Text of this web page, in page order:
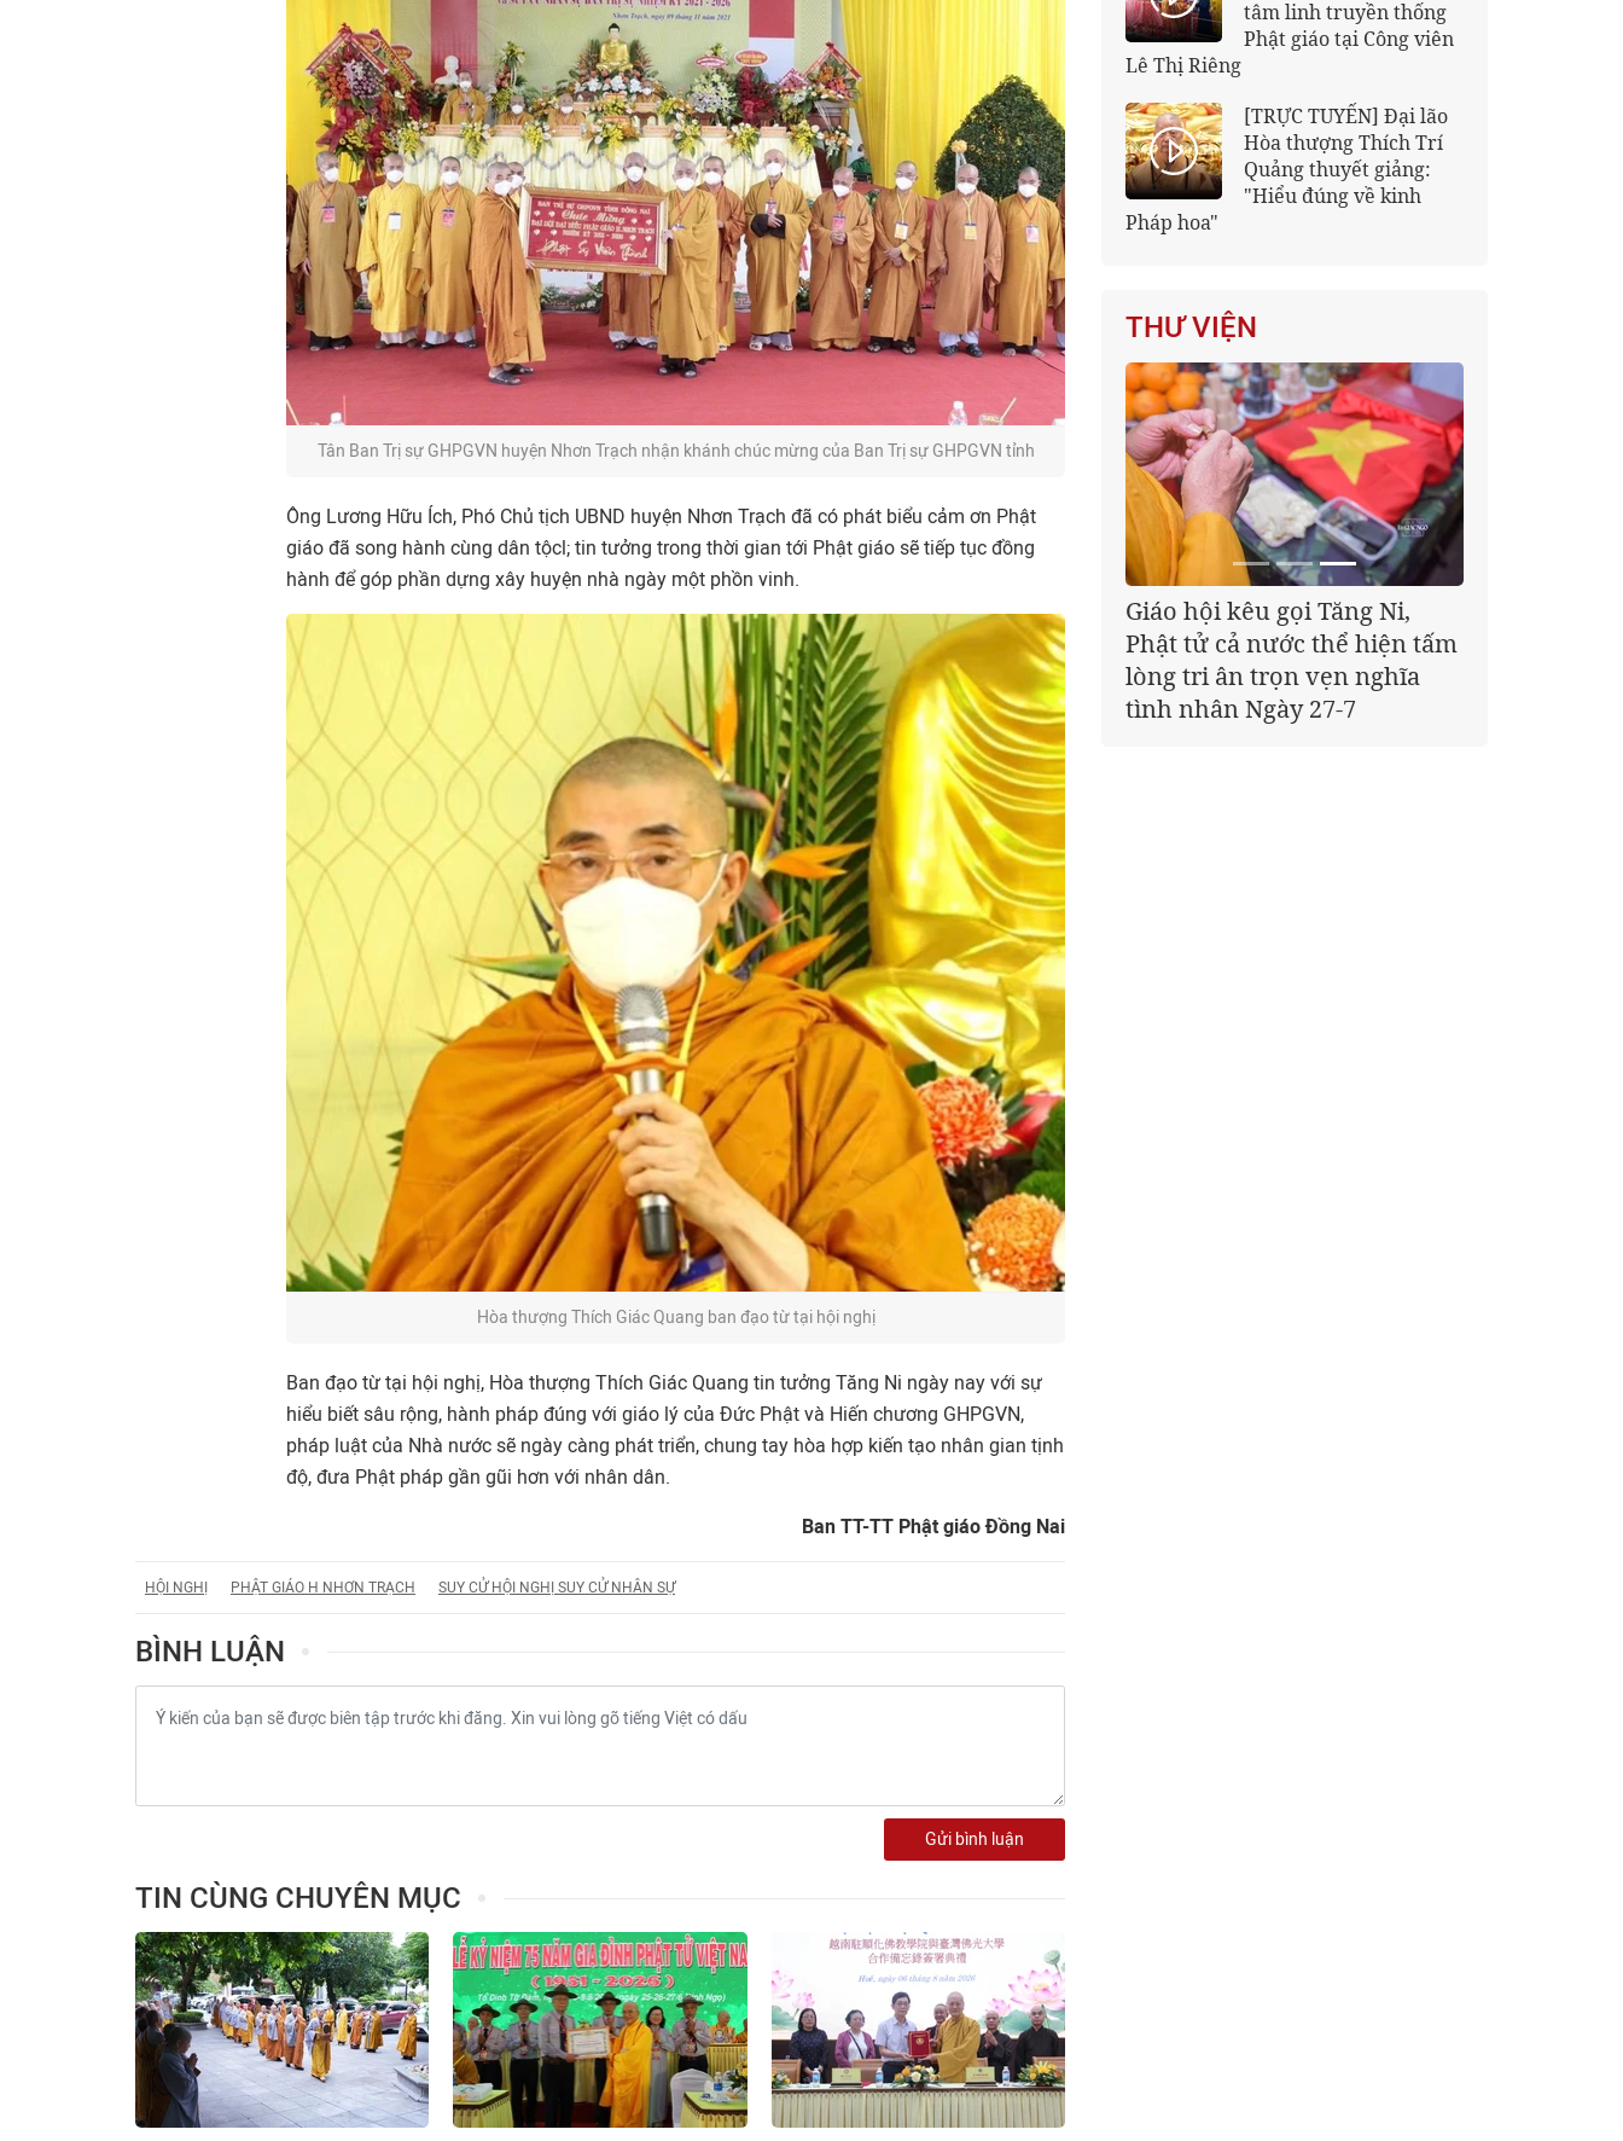
Tân Ban Trị sự GHPGVN huyện Nhơn Trạch nhận khánh chúc mừng của Ban Trị sự GHPGVN tỉnh
Ông Lương Hữu Ích, Phó Chủ tịch UBND huyện Nhơn Trạch đã có phát biểu cảm ơn Phật
giáo đã song hành cùng dân tộcl; tin tưởng trong thời gian tới Phật giáo sẽ tiếp tục đồng
hành để góp phần dựng xây huyện nhà ngày một phồn vinh.
Hòa thượng Thích Giác Quang ban đạo từ tại hội nghị
Ban đạo từ tại hội nghị, Hòa thượng Thích Giác Quang tin tưởng Tăng Ni ngày nay với sự
hiểu biết sâu rộng, hành pháp đúng với giáo lý của Đức Phật và Hiến chương GHPGVN,
pháp luật của Nhà nước sẽ ngày càng phát triển, chung tay hòa hợp kiến tạo nhân gian tịnh
độ, đưa Phật pháp gần gũi hơn với nhân dân.
Ban TT-TT Phật giáo Đồng Nai
HỘI NGHỊ PHẬT GIÁO H NHƠN TRẠCH SUY CỬ HỘI NGHỊ SUY CỬ NHÂN SỰ
BÌNH LUẬN
Gửi bình luận
TIN CÙNG CHUYÊN MỤC
tâm linh truyền thống
Phật giáo tại Công viên
Lê Thị Riêng
[TRỰC TUYẾN] Đại lão
Hòa thượng Thích Trí
Quảng thuyết giảng:
"Hiểu đúng về kinh
Pháp hoa"
THƯ VIỆN
Đã có 25/34 tỉnh, thành phố
tổ chức Đại hội đại biểu Phật
giáo nhiệm kỳ 2026-2031